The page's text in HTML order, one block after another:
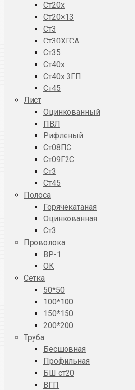
Ст20x
Ст20×13
Ст3
Ст30ХГСА
Ст35
Ст40х
Ст40х 3ГП
Ст45
Лист
Оцинкованный
ПВЛ
Рифленый
Ст08ПС
Ст09Г2С
Ст3
Ст45
Полоса
Горячекатаная
Оцинкованная
Ст3
Проволока
ВР-1
ОК
Сетка
50*50
100*100
150*150
200*200
Труба
Бесшовная
Профильная
БШ ст20
ВГП